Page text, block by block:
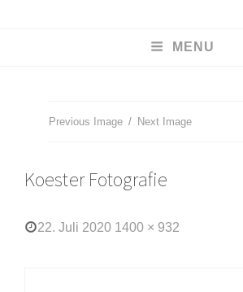
KOESTER
MENU
Previous Image Next Image
Koester Fotografie
Posted
22. Juli 2020 Full
1400 × 932